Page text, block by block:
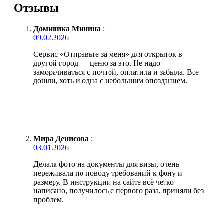
Отзывы
Доминика Минина :
09.02.2026
Сервис «Отправьте за меня» для открыток в
другой город — ценю за это. Не надо
заморачиваться с почтой, оплатила и забыла. Все
дошли, хоть и одна с небольшим опозданием.
Мира Денисова :
03.01.2026
Делала фото на документы для визы, очень
переживала по поводу требований к фону и
размеру. В инструкции на сайте всё четко
написано, получилось с первого раза, приняли без
проблем.